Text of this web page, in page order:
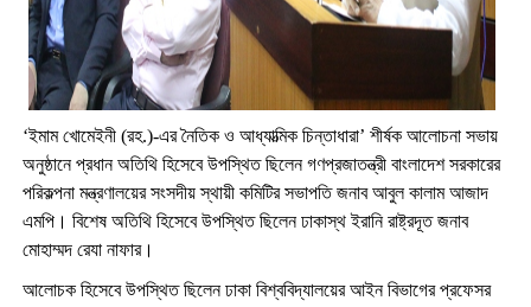
‘ইমাম খোমেইনী (রহ.)-এর নৈতিক ও আধ্যাত্মিক চিন্তাধারা’ শীর্ষক আলোচনা সভায়
অনুষ্ঠানে প্রধান অতিথি হিসেবে উপস্থিত ছিলেন গণপ্রজাতন্ত্রী বাংলাদেশ সরকারের
পরিকল্পনা মন্ত্রণালয়ের সংসদীয় স্থায়ী কমিটির সভাপতি জনাব আবুল কালাম আজাদ
এমপি। বিশেষ অতিথি হিসেবে উপস্থিত ছিলেন ঢাকাস্থ ইরানি রাষ্ট্রদূত জনাব
মোহাম্মদ রেযা নাফার।
আলোচক হিসেবে উপস্থিত ছিলেন ঢাকা বিশ্ববিদ্যালয়ের আইন বিভাগের প্রফেসর